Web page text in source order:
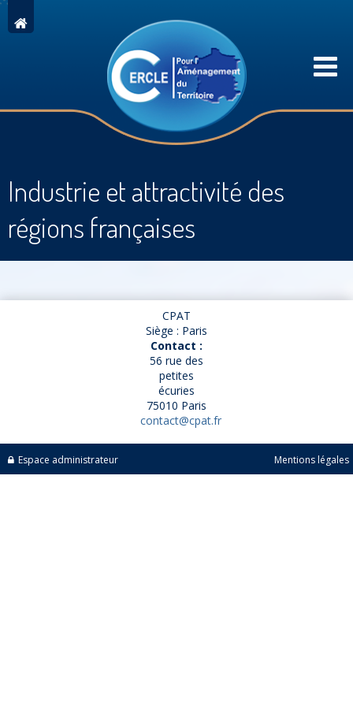
Industrie et attractivité des
régions françaises
CPAT
Siège : Paris
Contact :
56 rue des
petites
écuries
75010 Paris
contact@cpat.fr
Espace administrateur Mentions légales